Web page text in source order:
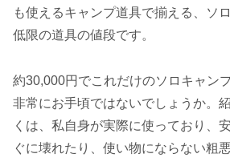
も使えるキャンプ道具で揃える、ソ
低限の道具の値段です。
約30,000円でこれだけのソロキャン
非常にお手頃ではないでしょうか。
くは、私自身が実際に使っており、
ぐに壊れたり、使い物にならない粗